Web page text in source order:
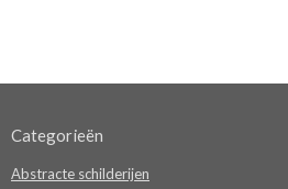
Categorieën
Abstracte schilderijen